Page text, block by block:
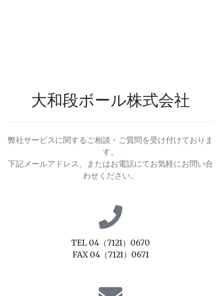
大和段ボール株式会社
弊社サービスに関するご相談・ご質問を受け付けておりま
す。
下記メールアドレス、またはお電話にてお気軽にお問い合
わせください。
TEL 04（7121）0670
FAX 04（7121）0671